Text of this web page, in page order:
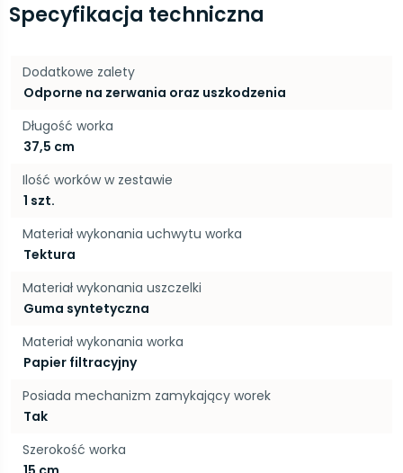
Specyfikacja techniczna
Dodatkowe zalety
Odporne na zerwania oraz uszkodzenia
Długość worka
37,5 cm
Ilość worków w zestawie
1 szt.
Materiał wykonania uchwytu worka
Tektura
Materiał wykonania uszczelki
Guma syntetyczna
Materiał wykonania worka
Papier filtracyjny
Posiada mechanizm zamykający worek
Tak
Szerokość worka